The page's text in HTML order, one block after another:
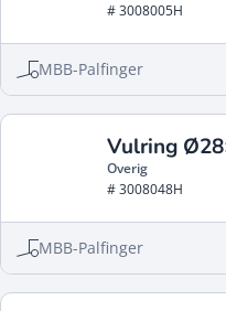
# 3008005H
MBB-Palfinger
Vulring
Overig
# 3008048H
MBB-Palfinger